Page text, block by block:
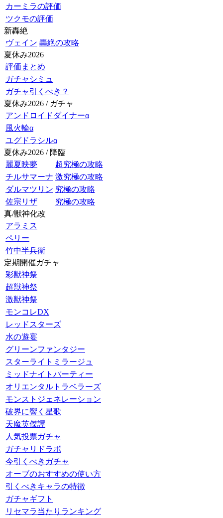
カーミラの評価
ツクモの評価
新轟絶
ヴェイン 轟絶の攻略
夏休み2026
評価まとめ
ガチャシミュ
ガチャ引くべき？
夏休み2026 / ガチャ
アンドロイドダイナーα
風火輪α
ユグドラシルα
夏休み2026 / 降臨
麗夏映夢
超究極の攻略
チルサマーナ 激究極の攻略
ダルマツリン 究極の攻略
佐宗リザ
究極の攻略
真/獣神化改
アラミス
ペリー
竹中半兵衛
定期開催ガチャ
彩獣神祭
超獣神祭
激獣神祭
モンコレDX
レッドスターズ
水の遊宴
グリーンファンタジー
スターライトミラージュ
ミッドナイトパーティー
オリエンタルトラベラーズ
モンストジェネレーション
破界に響く星歌
天魔英傑譚
人気投票ガチャ
ガチャリドラボ
今引くべきガチャ
オーブのおすすめの使い方
引くべきキャラの特徴
ガチャギフト
リセマラ当たりランキング